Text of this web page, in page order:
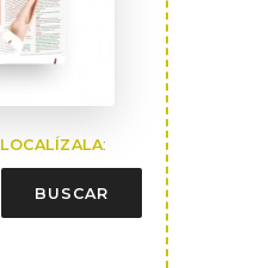
LOCALÍZALA:
BUSCAR